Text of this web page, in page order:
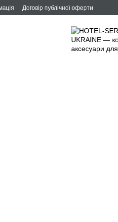
Договір публічної оферти